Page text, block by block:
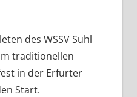
des WSSV Suhl
traditionellen
in der Erfurter
Start.